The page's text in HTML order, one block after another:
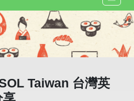
Taiwan 台灣英
享